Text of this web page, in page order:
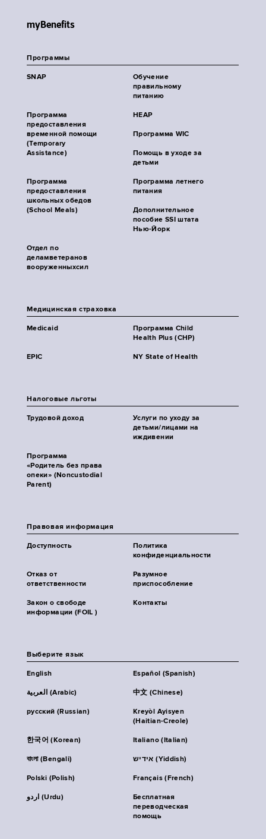
myBenefits
Программы
SNAP
Обучение
правильному
питанию
Программа
предоставления
временной помощи
(Temporary
Assistance)
HEAP
Программа WIC
Помощь в уходе за
детьми
Программа
предоставления
школьных обедов
(School Meals)
Программа летнего
питания
Дополнительное
пособие SSI штата
Нью-Йорк
Отдел по
деламветеранов
вооруженныхсил
Медицинская страховка
Medicaid
Программа Child
Health Plus (CHP)
EPIC NY State of Health
Налоговые льготы
Трудовой доход
Услуги по уходу за
детьми/лицами на
иждивении
Программа
«Родитель без права
опеки» (Noncustodial
Parent)
Правовая информация
Доступность
Политика
конфиденциальности
Отказ от
ответственности
Разумное
приспособление
Закон о свободе
информации (FOIL )
Контакты
Выберите язык
English Español (Spanish)
العربية (Arabic) 中文 (Chinese)
русский (Russian)
Kreyòl Ayisyen
(Haitian-Creole)
한국어 (Korean) Italiano (Italian)
বাংলা (Bengali) אידיש (Yiddish)
Polski (Polish) Français (French)
اردو (Urdu)
Бесплатная
переводческая
помощь